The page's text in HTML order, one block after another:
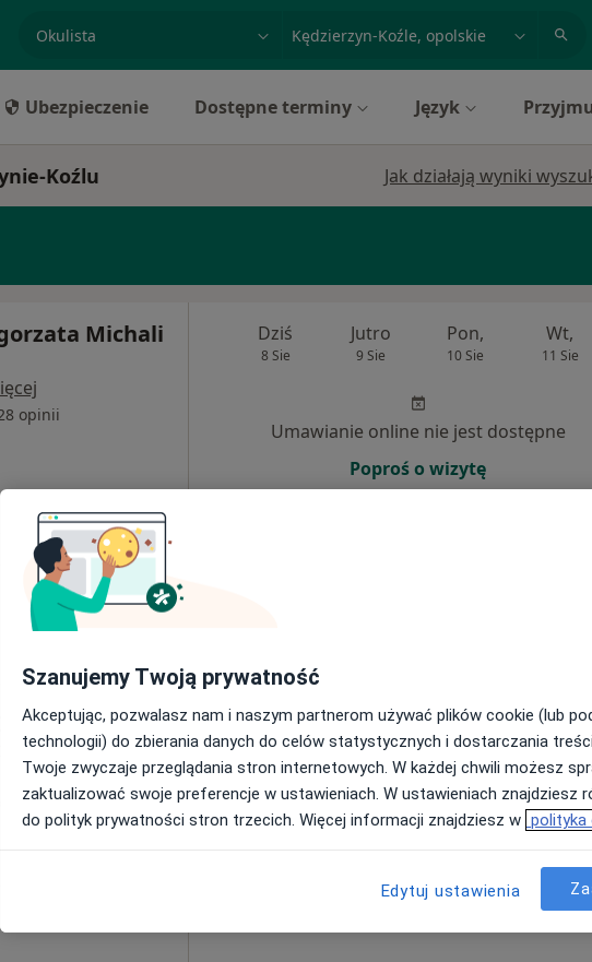
miasto lub dzielnica
Ubezpieczenie Dostępne terminy Język
Koźlu Jak działają wyniki
Michali
opinii
Opolskie•Mapa
od 250 zł
Dziś
8 Sie
Jutro
9 Sie
Pon,
10 Sie
Wt,
11 Sie
Umawianie online nie jest dostępne
Poproś o wizytę
Medycyna
Więcej
opinii
Opolskie
Dziś
8 Sie
Jutro
9 Sie
Pon,
10 Sie
Wt,
11 Sie
Umawianie online nie jest dostępne
Szanujemy Twoją prywatność
Akceptując, pozwalasz nam i naszym partnerom używać plików cookie (lub
technologii) do zbierania danych do celów statystycznych i dostarczania
Twoje zwyczaje przeglądania stron internetowych. W każdej chwili możesz
zaktualizować swoje preferencje w ustawieniach. W ustawieniach znajdziesz
do polityk prywatności stron trzecich. Więcej informacji znajdziesz w polityka
Edytuj ustawienia